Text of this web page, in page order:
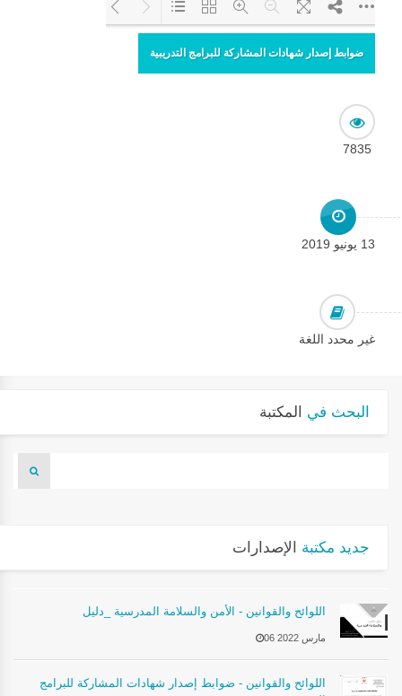
Loading PDF 102%
ضوابط إصدار شهادات المشاركة للبرامج التدريبية
7835
13 يونيو 2019
غير محدد اللغة
البحث في المكتبة
جديد مكتبة الإصدارات
اللوائح والقوانين - الأمن والسلامة المدرسية _دليل
06 مارس 2022
اللوائح والقوانين - ضوابط إصدار شهادات المشاركة للبرامج